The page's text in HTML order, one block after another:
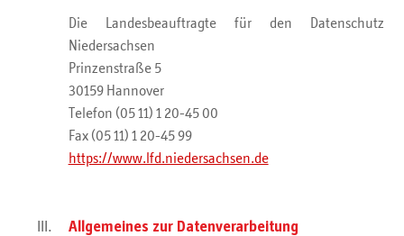
Die Landesbeauftragte für den Datenschutz
Niedersachsen
Prinzenstraße 5
30159 Hannover
Telefon (05 11) 1 20-45 00
Fax (05 11) 1 20-45 99
https://www.lfd.niedersachsen.de
Allgemeines zur Datenverarbeitung